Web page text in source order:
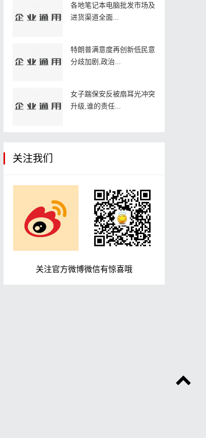
各地笔记本电脑批发市场及
进货渠道全面...
特朗普满意度再创新低民意
分歧加剧,政治...
女子踹保安反被扇耳光冲突
升级,谁的责任...
关注我们
关注官方微博微信有惊喜哦